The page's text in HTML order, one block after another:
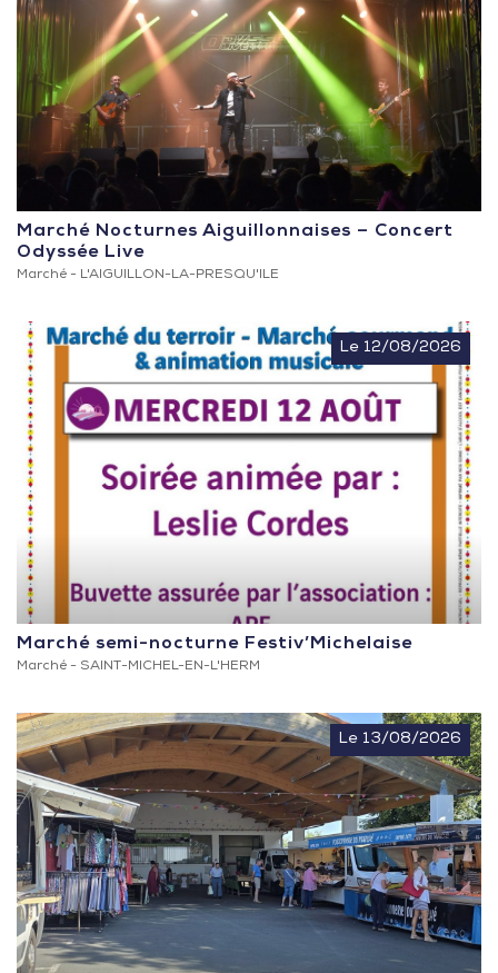
Marché Nocturnes Aiguillonnaises – Concert
Odyssée Live
Marché - L'AIGUILLON-LA-PRESQU'ILE
Le 12/08/2026
Marché semi-nocturne Festiv’Michelaise
Marché - SAINT-MICHEL-EN-L'HERM
Le 13/08/2026